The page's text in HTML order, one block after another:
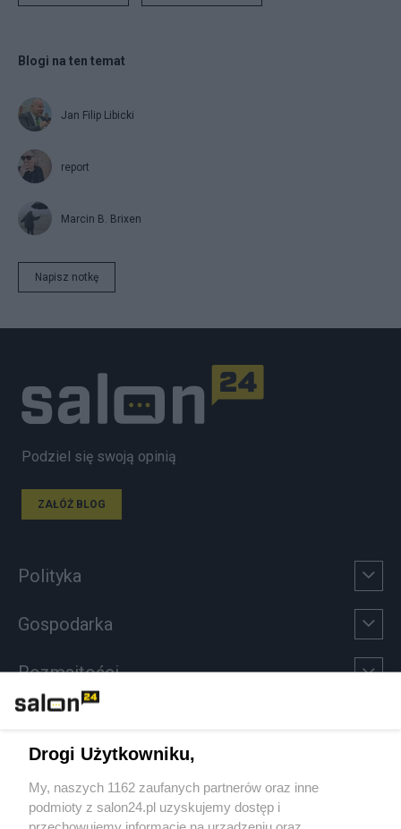
Blogi na ten temat
Jan Filip Libicki
report
Marcin B. Brixen
Napisz notkę
Podziel się swoją opinią
ZAŁÓŻ BLOG
Polityka
Gospodarka
Rozmaitości
Sport
Społeczeństwo
Drogi Użytkowniku,
My, naszych 1162 zaufanych partnerów oraz inne
podmioty z salon24.pl uzyskujemy dostęp i
przechowujemy informacje na urządzeniu oraz